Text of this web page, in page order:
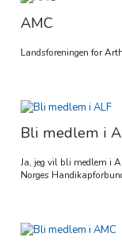
AMC
Landsforeningen for
Bli medlem i
Ja, jeg vil bli medlem i
Norges